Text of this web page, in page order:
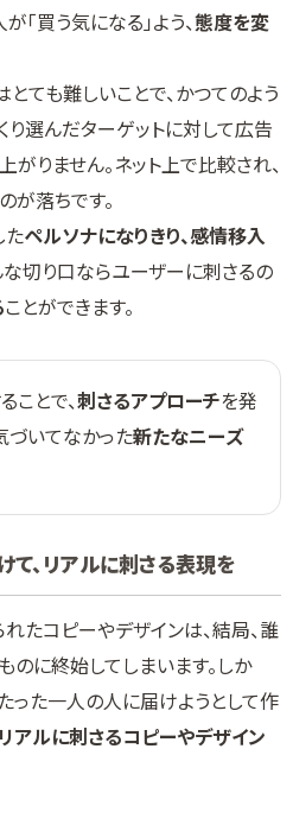
「買う気になる」よう、態度を変
ても難しいことで、かつてのよう
り選んだターゲットに対して広告
りません。ネット上で比較され、
が落ちです。
たペルソナになりきり、感情移入
な切り口ならユーザーに刺さるの
ことができます。
ことで、刺さるアプローチを発
づいてなかった新たなニーズ
て、リアルに刺さる表現を
たコピーやデザインは、結局、誰
に終始してしまいます。しか
った一人の人に届けようとして作
リアルに刺さるコピーやデザイン